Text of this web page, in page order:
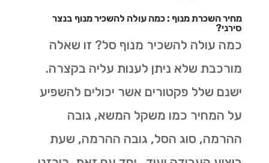
מחיר השכרת מנוף : כמה עולה להשכיר מנוף בנצר
סירני?
כמה עולה להשכיר מנוף סל? זו שאלה
מורכבת שלא ניתן לענות עליה בקצרה.
ישנם שלל פקטורים אשר יכולים להשפיע
על המחיר כמו משקל המשא, גובה
ההרמה, סוג הסל, גובה ההרמה, שעת